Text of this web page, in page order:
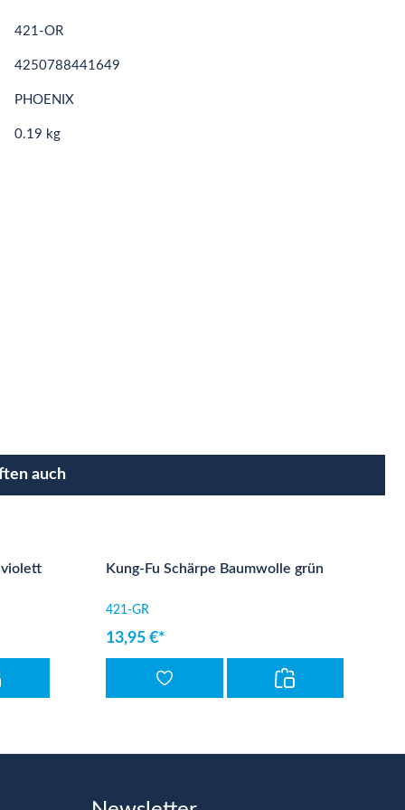
421-OR
4250788441649
PHOENIX
0.19 kg
auch
violett Kung-Fu Schärpe Baumwolle grün
421-GR
13,95 €*